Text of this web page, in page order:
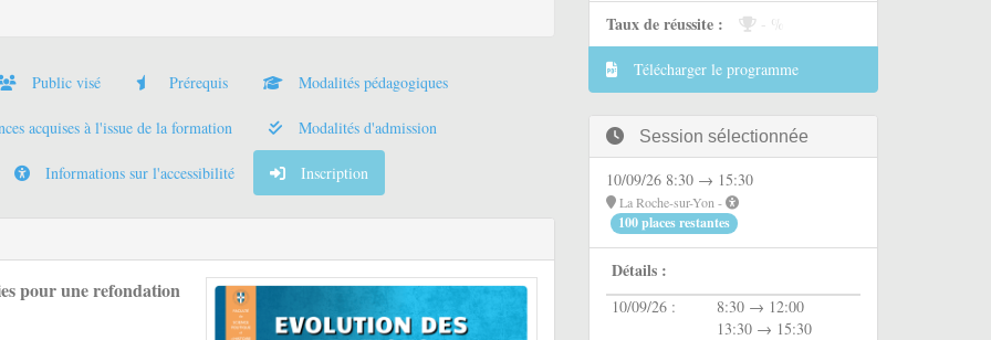
Public visé Prérequis Modalités pédagogiques
acquises à l'issue de la formation Modalités d'admission
Informations sur l'accessibilité Inscription
pour une refondation
Taux de réussite : - %
Télécharger le programme
Session sélectionnée
10/09/26 8:30 → 15:30
La Roche-sur-Yon -
100 places restantes
Détails :
10/09/26 :
8:30 → 12:00
13:30 → 15:30